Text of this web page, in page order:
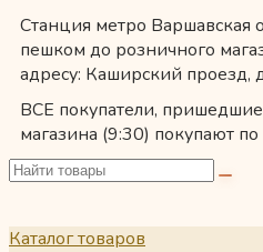
Станция метро Варшавская
пешком до розничного
адресу: Каширский проезд,
ВСЕ покупатели,
магазина (9:30) покупают
Каталог товаров